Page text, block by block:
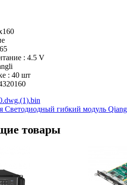
: 4.5 V
: 40 шт
Светодиодный гибкий модуль
товары